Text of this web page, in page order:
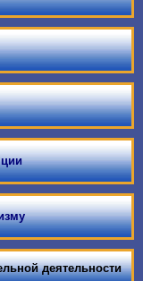
деятельности